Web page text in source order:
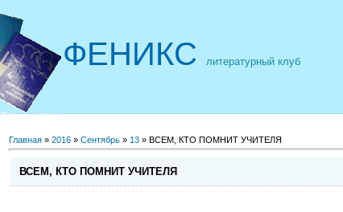
ФЕНИКС литературный клуб
Главная » 2016 » Сентябрь » 13 » ВСЕМ, КТО ПОМНИТ УЧИТЕЛЯ
ВСЕМ, КТО ПОМНИТ УЧИТЕЛЯ